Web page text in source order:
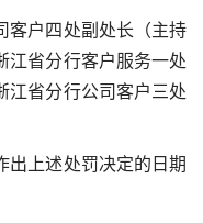
客户四处副处长（主持
江省分行客户服务一处
江省分行公司客户三处
出上述处罚决定的日期